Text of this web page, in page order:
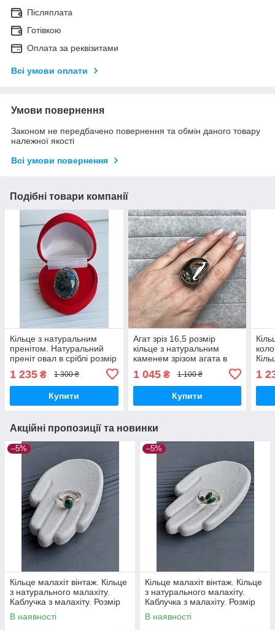
Післяплата
Готівкою
Оплата за реквізитами
Всі умови оплати
Умови повернення
Законом не передбачено повернення та обмін даного товару
належної якості
Всі умови повернення
Подібні товари компанії
Кільце з натуральним
пренітом. Натуральний
преніт овал в сріблі розмір
1 235 ₴ 1 300 ₴
Купити
Агат зріз 16,5 розмір
кільце з натуральним
каменем зрізом агата в
1 045₴ 1 100 ₴
Купити
1
Акційні пропозиції та новинки
–5%
Кільце малахіт вінтаж. Кільце
з натурального малахіту.
Каблучка з малахіту. Розмір
15.5. Індія!
В наявності
–5%
Кільце малахіт вінтаж. Кільце
з натурального малахіту.
Каблучка з малахіту. Розмір
15,8. Індія!
В наявності